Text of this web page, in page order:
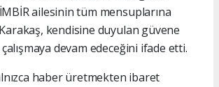
ailesinin tüm mensuplarına
kendisine duyulan güvene
devam edeceğini ifade etti.
haber üretmekten ibaret